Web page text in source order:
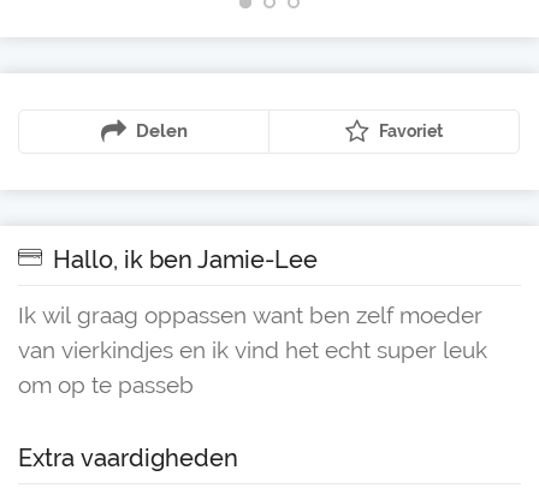
Delen Favoriet
Hallo, ik ben Jamie-Lee
Ik wil graag oppassen want ben zelf moeder
van vierkindjes en ik vind het echt super leuk
om op te passeb
Extra vaardigheden